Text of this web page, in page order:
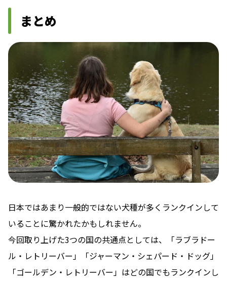
まとめ
日本ではあまり一般的ではない犬種が多くランクインして
いることに驚かれたかもしれません。
今回取り上げた3つの国の共通点としては、「ラブラドー
ル・レトリーバー」「ジャーマン・シェパード・ドッグ」
「ゴールデン・レトリーバー」はどの国でもランクインし